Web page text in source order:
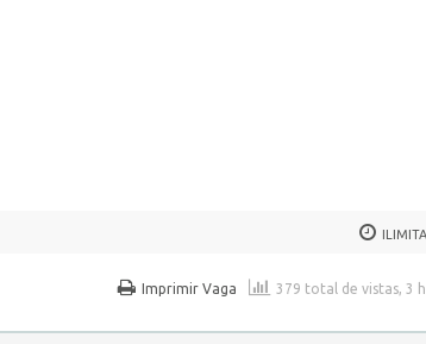
379 total de vistas, 3
Imprimir Vaga